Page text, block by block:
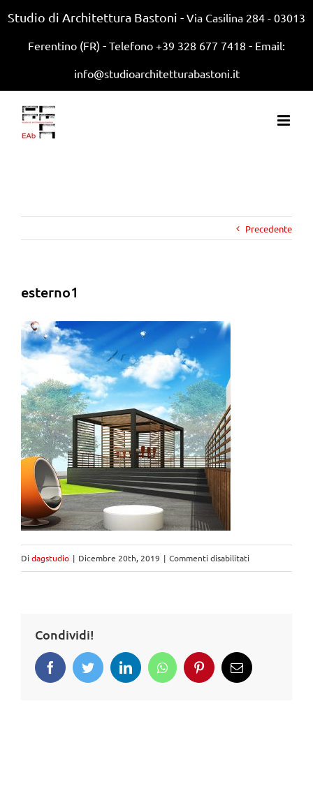
Studio di Architettura Bastoni - Via Casilina 284 - 03013
Ferentino (FR) - Telefono +39 328 677 7418 - Email:
info@studioarchitetturabastoni.it
Precedente
esterno1
Di dagstudio | Dicembre 20th, 2019 | Commenti disabilitati
Condividi!